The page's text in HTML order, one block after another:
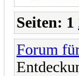
Seiten: 1
Forum